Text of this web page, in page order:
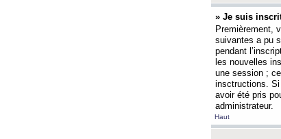
» Je suis
Premièrement,
suivantes a pu
pendant
les nouvelles
une session ;
insctructions. Si
avoir été pris
administrateur.
Haut